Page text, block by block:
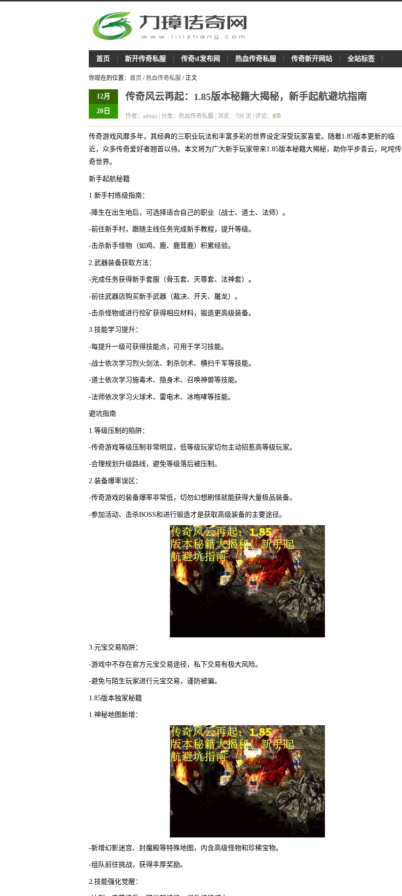
首页 新开传奇私服 传奇sf发布网 热血传奇私服 传奇新开网站 全站标签
你现在的位置： 首页 /热血传奇私服 / 正文
12月
20日
传奇风云再起：1.85版本秘籍大揭秘，新手起航避坑指南
作者：admin | 分类：热血传奇私服 | 浏览： 709 次 | 评论： 8条
传奇游戏风靡多年，其经典的三职业玩法和丰富多彩的世界设定深受玩家喜爱。随着1.85版本更新的临
近，众多传奇爱好者翘首以待。本文将为广大新手玩家带来1.85版本秘籍大揭秘，助你平步青云，叱咤传
奇世界。
新手起航秘籍
1.新手村练级指南：
-降生在出生地后，可选择适合自己的职业（战士、道士、法师）。
-前往新手村，跟随主线任务完成新手教程，提升等级。
-击杀新手怪物（如鸡、鹿、鹿茸鹿）积累经验。
2.武器装备获取方法：
-完成任务获得新手套服（骨玉套、天尊套、法神套）。
-前往武器店购买新手武器（裁决、开天、屠龙）。
-击杀怪物或进行挖矿获得相应材料，锻造更高级装备。
3.技能学习提升：
-每提升一级可获得技能点，可用于学习技能。
-战士依次学习烈火剑法、刺杀剑术、横扫千军等技能。
-道士依次学习施毒术、隐身术、召唤神兽等技能。
-法师依次学习火球术、雷电术、冰咆哮等技能。
避坑指南
1.等级压制的陷阱：
-传奇游戏等级压制非常明显，低等级玩家切勿主动招惹高等级玩家。
-合理规划升级路线，避免等级落后被压制。
2.装备爆率误区：
-传奇游戏的装备爆率非常低，切勿幻想刷怪就能获得大量极品装备。
-参加活动、击杀BOSS和进行锻造才是获取高级装备的主要途径。
3.元宝交易陷阱：
-游戏中不存在官方元宝交易途径，私下交易有极大风险。
-避免与陌生玩家进行元宝交易，谨防被骗。
1.85版本独家秘籍
1.神秘地图新增：
-新增幻影迷宫、封魔殿等特殊地图，内含高级怪物和珍稀宝物。
-组队前往挑战，获得丰厚奖励。
2.技能强化觉醒：